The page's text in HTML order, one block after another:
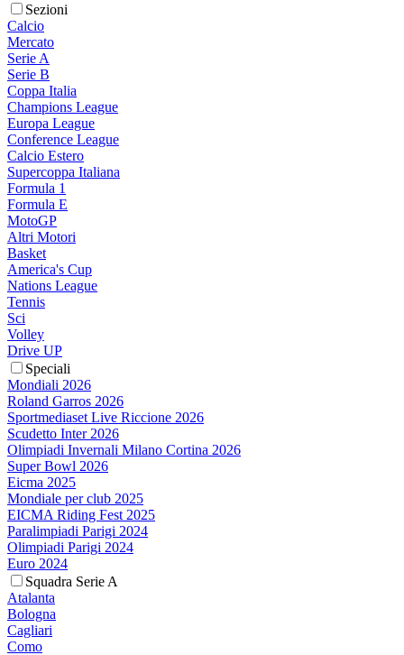
Sezioni
Calcio
Mercato
Serie A
Serie B
Coppa Italia
Champions League
Europa League
Conference League
Calcio Estero
Supercoppa Italiana
Formula 1
Formula E
MotoGP
Altri Motori
Basket
America's Cup
Nations League
Tennis
Sci
Volley
Drive UP
Speciali
Mondiali 2026
Roland Garros 2026
Sportmediaset Live Riccione 2026
Scudetto Inter 2026
Olimpiadi Invernali Milano Cortina 2026
Super Bowl 2026
Eicma 2025
Mondiale per club 2025
EICMA Riding Fest 2025
Paralimpiadi Parigi 2024
Olimpiadi Parigi 2024
Euro 2024
Squadra Serie A
Atalanta
Bologna
Cagliari
Como